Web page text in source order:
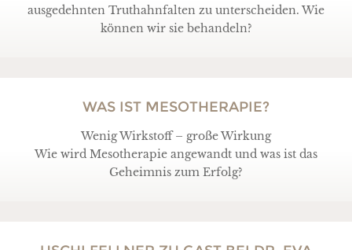
ausgedehnten Truthahnfalten zu unterscheiden. Wie
können wir sie behandeln?
WAS IST MESOTHERAPIE?
Wenig Wirkstoff – große Wirkung
Wie wird Mesotherapie angewandt und was ist das
Geheimnis zum Erfolg?